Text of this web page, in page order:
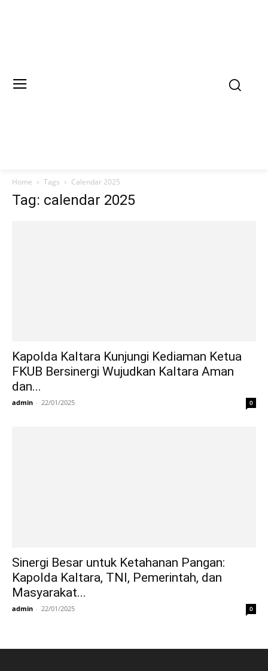
Home Tags Calendar 2025
Tag: calendar 2025
Kapolda Kaltara Kunjungi Kediaman Ketua
FKUB Bersinergi Wujudkan Kaltara Aman
dan...
admin - 22/01/2025 0
Sinergi Besar untuk Ketahanan Pangan:
Kapolda Kaltara, TNI, Pemerintah, dan
Masyarakat...
admin - 22/01/2025 0